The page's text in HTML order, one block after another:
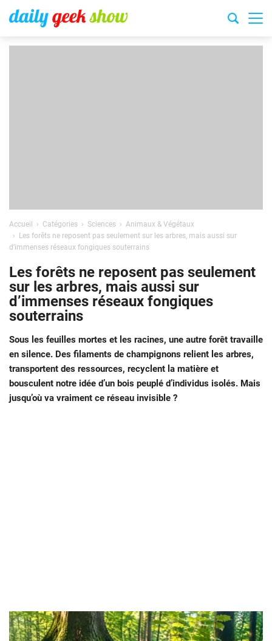
Accueil Catégories Sciences
Animaux & Végétaux
Les forêts ne reposent pas seulement sur les arbres, mais aussi sur
d’immenses réseaux fongiques souterrains
Les forêts ne reposent pas seulement
sur les arbres, mais aussi sur
d’immenses réseaux fongiques
souterrains
Sous les feuilles mortes et les racines, une autre forêt travaille
en silence. Des filaments de champignons relient les arbres,
transportent des ressources, recyclent la matière et
bousculent notre idée d’un bois peuplé d’individus isolés. Mais
jusqu’où va vraiment ce réseau invisible ?